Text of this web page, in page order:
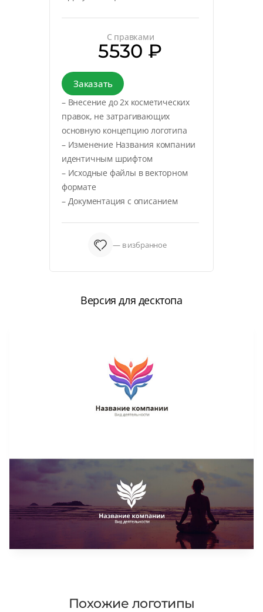
С правками
5530 ₽
Заказать
– Внесение до 2х косметических
правок, не затрагивающих
основную концепцию логотипа
– Изменение Названия компании
идентичным шрифтом
– Исходные файлы в векторном
формате
– Документация с описанием
— в избранное
Версия для десктопа
Похожие логотипы